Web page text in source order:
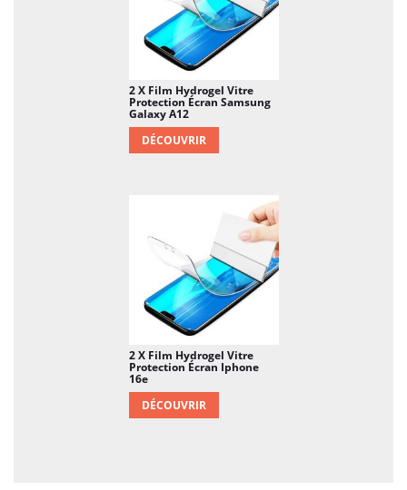
2 X Film Hydrogel Vitre
Protection Écran Samsung
Galaxy A12
DÉCOUVRIR
2 X Film Hydrogel Vitre
Protection Écran Iphone
16e
DÉCOUVRIR